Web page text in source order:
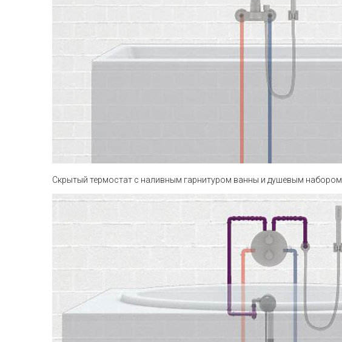
Скрытый термостат с наливным гарнитуром ванны и душевым набором